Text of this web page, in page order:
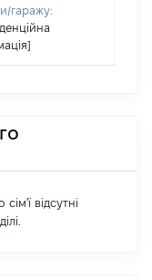
гаражу:
відсутні